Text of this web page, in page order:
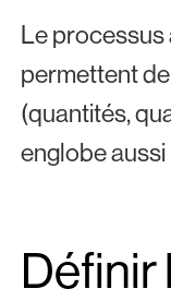
Le processus
permettent
(quantités,
englobe aussi
Définir